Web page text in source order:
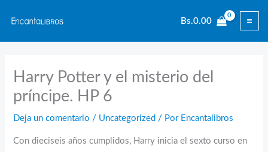
contenido
Bs.0.00
Harry Potter y el misterio del
príncipe. HP 6
Deja un comentario / Uncategorized / Por Encantalibros
Con dieciseis años cumplidos, Harry inicia el sexto curso en